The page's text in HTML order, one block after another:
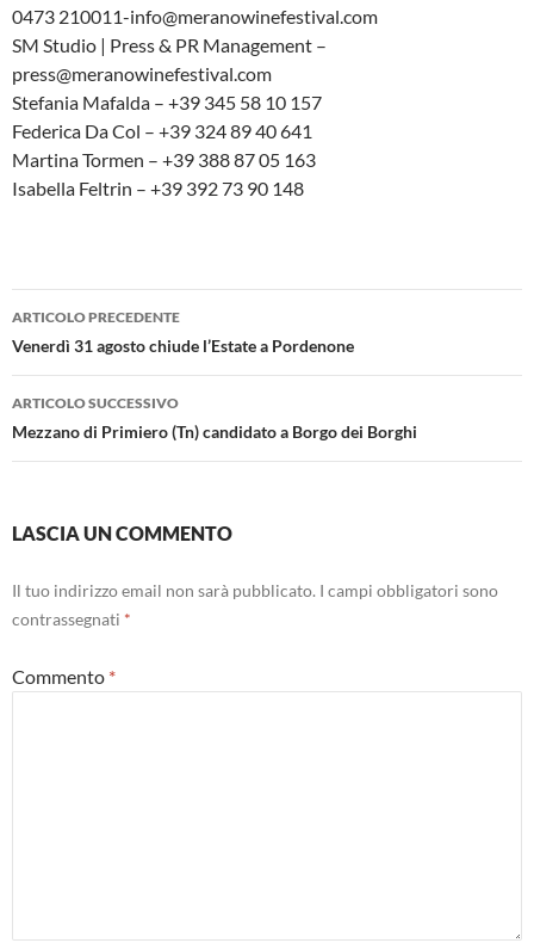
0473 210011-info@meranowinefestival.com
SM Studio | Press & PR Management –
press@meranowinefestival.com
Stefania Mafalda – +39 345 58 10 157
Federica Da Col – +39 324 89 40 641
Martina Tormen – +39 388 87 05 163
Isabella Feltrin – +39 392 73 90 148
Navigazione
articolo
ARTICOLO PRECEDENTE
Venerdì 31 agosto chiude l’Estate a Pordenone
ARTICOLO SUCCESSIVO
Mezzano di Primiero (Tn) candidato a Borgo dei Borghi
LASCIA UN COMMENTO
Il tuo indirizzo email non sarà pubblicato. I campi obbligatori sono
contrassegnati *
Commento *